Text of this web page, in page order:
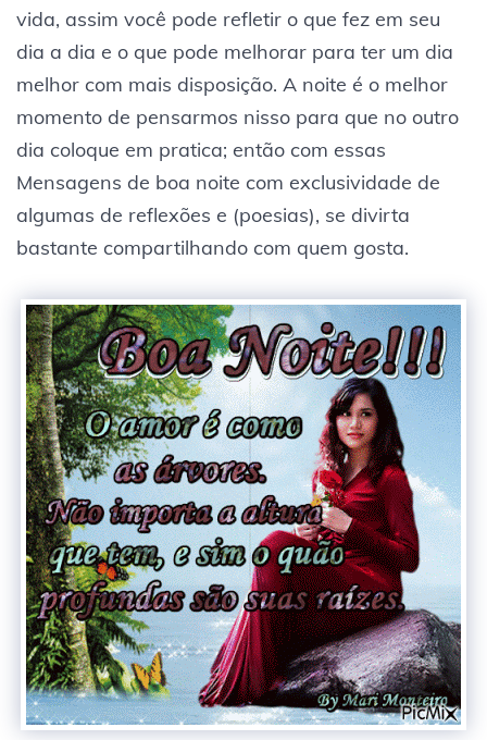
vida, assim você pode refletir o que fez em seu
dia a dia e o que pode melhorar para ter um dia
melhor com mais disposição. A noite é o melhor
momento de pensarmos nisso para que no outro
dia coloque em pratica; então com essas
Mensagens de boa noite com exclusividade de
algumas de reflexões e (poesias), se divirta
bastante compartilhando com quem gosta.